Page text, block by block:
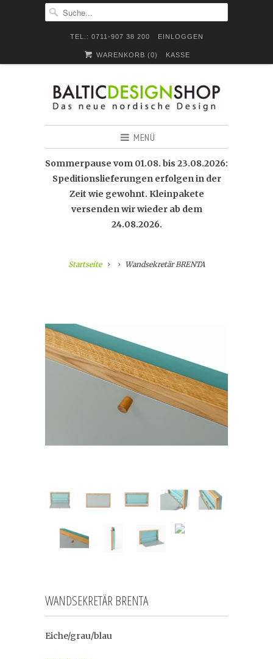
TEL.: 0711-907 38 200 EINLOGGEN
WARENKORB (0) KASSE
MENÜ
Sommerpause vom 01.08. bis 23.08.2026:
Speditionslieferungen erfolgen in der
Zeit wie gewohnt. Kleinpakete
versenden wir wieder ab dem
24.08.2026.
Startseite Wandsekretär BRENTA
WANDSEKRETÄR BRENTA
Eiche/grau/blau